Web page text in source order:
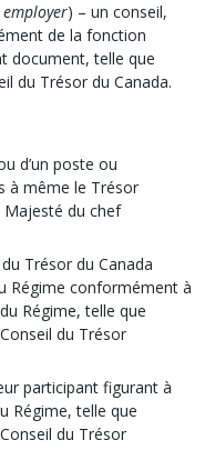
) – un conseil,
de la fonction
document, telle que
du Trésor du Canada.
d’un poste ou
à même le Trésor
Majesté du chef
Trésor du Canada
Régime conformément à
Régime, telle que
du Trésor
participant figurant à
Régime, telle que
du Trésor